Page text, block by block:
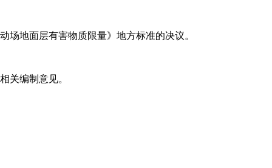
地面层有害物质限量》地方标准的决议。
关编制意见。